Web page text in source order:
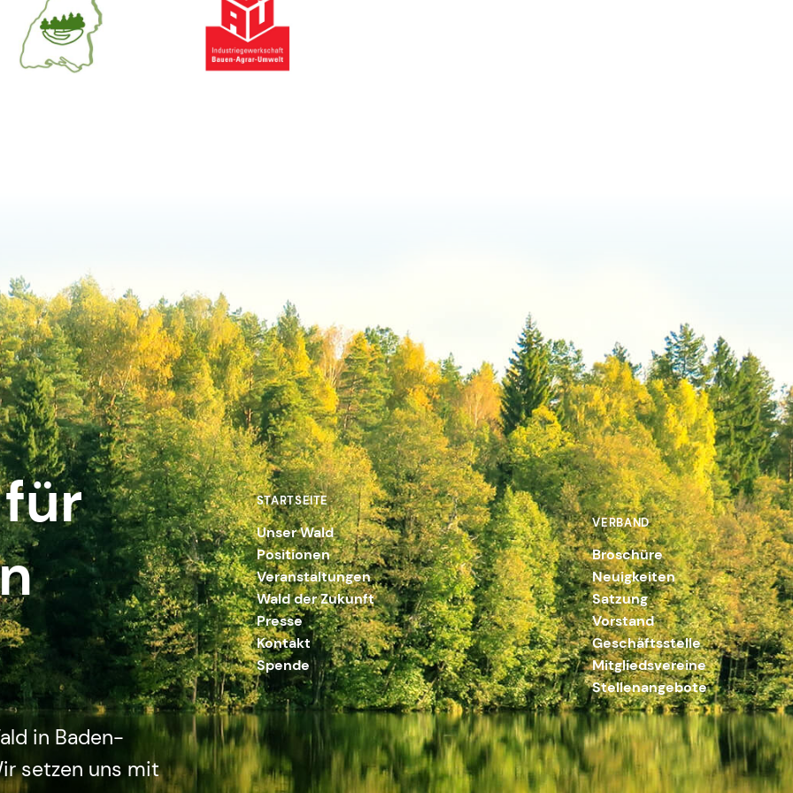
in Baden-
setzen uns mit
STARTSEITE
Unser Wald
Positionen
Veranstaltungen
Wald der Zukunft
Presse
Kontakt
Spende
VERBAND
Broschüre
Neuigkeiten
Satzung
Vorstand
Geschäftsstelle
Mitgliedsvereine
Stellenangebote